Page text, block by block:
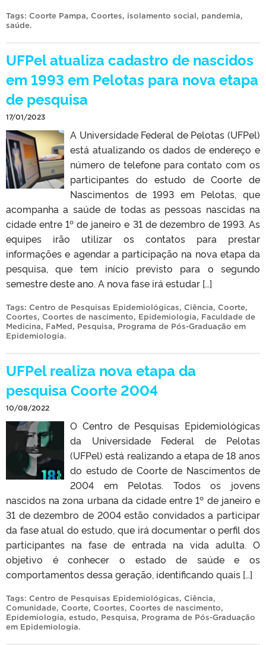
Tags: Coorte Pampa, Coortes, isolamento social, pandemia,
saúde.
UFPel atualiza cadastro de nascidos
em 1993 em Pelotas para nova etapa
de pesquisa
17/01/2023
A Universidade Federal de Pelotas (UFPel)
está atualizando os dados de endereço e
número de telefone para contato com os
participantes do estudo de Coorte de
Nascimentos de 1993 em Pelotas, que
acompanha a saúde de todas as pessoas nascidas na
cidade entre 1º de janeiro e 31 de dezembro de 1993. As
equipes irão utilizar os contatos para prestar
informações e agendar a participação na nova etapa da
pesquisa, que tem início previsto para o segundo
semestre deste ano. A nova fase irá estudar […]
Tags: Centro de Pesquisas Epidemiológicas, Ciência, Coorte,
Coortes, Coortes de nascimento, Epidemiologia, Faculdade de
Medicina, FaMed, Pesquisa, Programa de Pós-Graduação em
Epidemiologia.
UFPel realiza nova etapa da
pesquisa Coorte 2004
10/08/2022
O Centro de Pesquisas Epidemiológicas
da Universidade Federal de Pelotas
(UFPel) está realizando a etapa de 18 anos
do estudo de Coorte de Nascimentos de
2004 em Pelotas. Todos os jovens
nascidos na zona urbana da cidade entre 1º de janeiro e
31 de dezembro de 2004 estão convidados a participar
da fase atual do estudo, que irá documentar o perfil dos
participantes na fase de entrada na vida adulta. O
objetivo é conhecer o estado de saúde e os
comportamentos dessa geração, identificando quais […]
Tags: Centro de Pesquisas Epidemiológicas, Ciência,
Comunidade, Coorte, Coortes, Coortes de nascimento,
Epidemiologia, estudo, Pesquisa, Programa de Pós-Graduação
em Epidemiologia.